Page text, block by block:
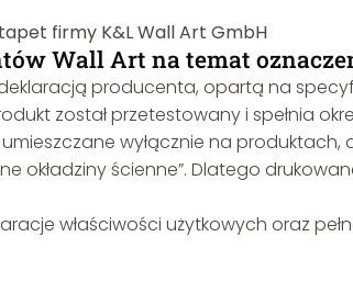
Wall Art na temat
producenta, opartą na
został przetestowany i spełnia
wyłącznie na
okładziny ścienne”. Dlatego
właściwości użytkowych oraz